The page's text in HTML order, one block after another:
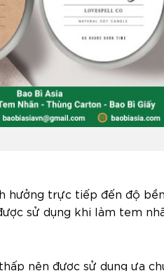
hưởng trực tiếp đến độ
sử dụng khi làm tem
nên được sử dụng ưa